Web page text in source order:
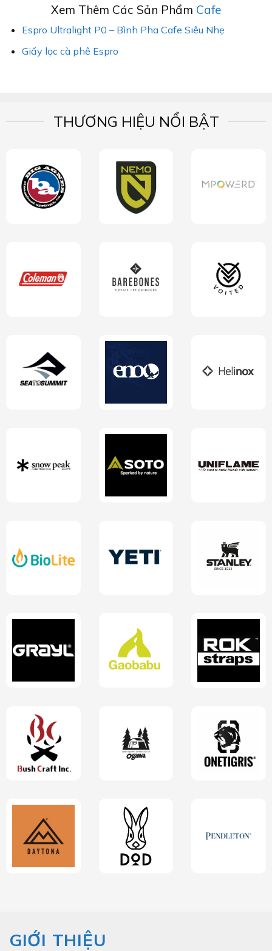
Xem Thêm Các Sản Phẩm Cafe
Espro Ultralight P0 – Bình Pha Cafe Siêu Nhẹ
Giấy lọc cà phê Espro
THƯƠNG HIỆU NỔI BẬT
GIỚI THIỆU